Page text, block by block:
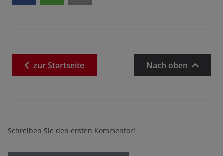
zurStartseite Nach oben
Schreiben Sie den ersten Kommentar!